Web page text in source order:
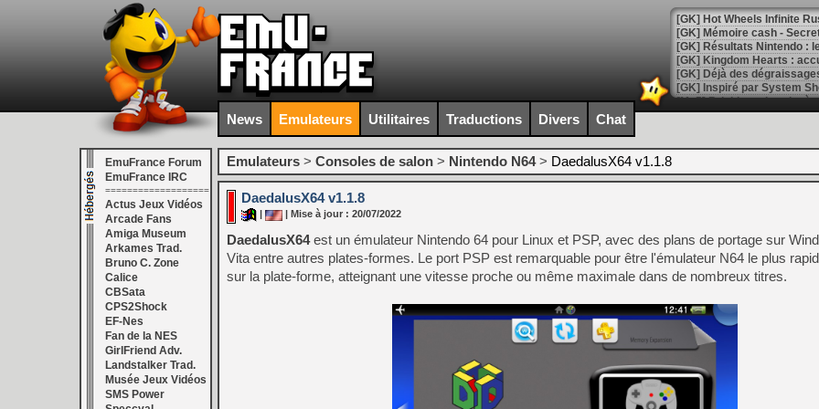
[GK] Hot Wheels Infinite
[GK] Mémoire cash -
[GK] Résultats Nintendo :
[GK] Déjà des
[Mo5] Brickboy cherche à
[GK] Minecraft et ses «
[GK] Beast of
[GK] Ubisoft : fin de partie
[GK] Mémoire cash -
[GK] Dan Houser (GTA)
[GK] Comment EA Sports
[GK] Crimson Moon : un
[GK] Isle of Reveries : le
[GK] Moonlighter 2 : The
[GK] Capcom relance
[Mo5] Deux inédits du
[GK] Le beat'em up The
[GK] Endless Legend 2 :
News Emulateurs Utilitaires Traductions Divers Chat
EmuFrance Forum
EmuFrance IRC
===================
Actus Jeux Vidéos
Arcade Fans
Amiga Museum
Arkames Trad.
Bruno C. Zone
Calice
CBSata
CPS2Shock
EF-Nes
Fan de la NES
GirlFriend Adv.
Landstalker Trad.
Musée Jeux Vidéos
SMS Power
Emulateurs > Consoles de salon > Nintendo N64> DaedalusX64 v1.1.8
DaedalusX64 v1.1.8
| Mise à jour : 20/07/2022
DaedalusX64est un émulateur Nintendo 64 pour Linux et PSP, avec des plans de portage sur
Vita entre autres plates-formes. Le port PSP est remarquable pour être l'émulateur N64 le plus
sur la plate-forme, atteignant une vitesse proche ou même maximale dans de nombreux titres.